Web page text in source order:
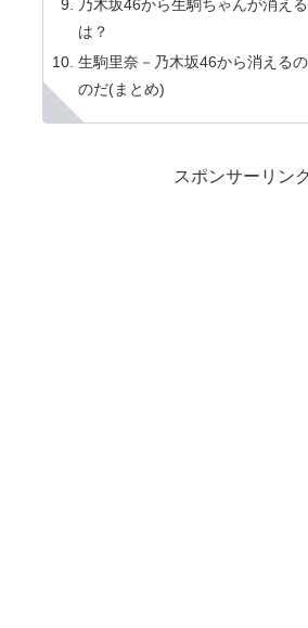
乃木坂46から生駒ちゃんが消え
は？
生駒里奈－乃木坂46から消える
のだ(まとめ)
スポンサーリンク